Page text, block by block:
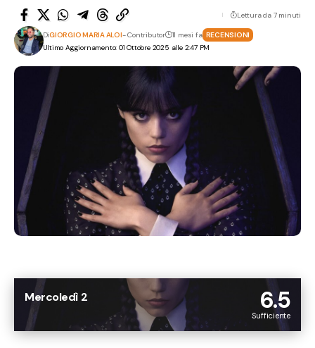
Ultimo Aggiornamento: 01 Ottobre 2025 alle 2:47 PM
DiGIORGIO MARIA ALOI- Contributor 11 mesi fa RECENSIONI
Lettura da 7 minuti
6.5
Sufficiente
Mercoledì 2